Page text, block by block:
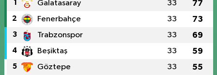
1 Galatasaray 33 77
2 Fenerbahçe 33 73
3 Trabzonspor 33 69
4 Beşiktaş 33 59
5 Göztepe 33 55